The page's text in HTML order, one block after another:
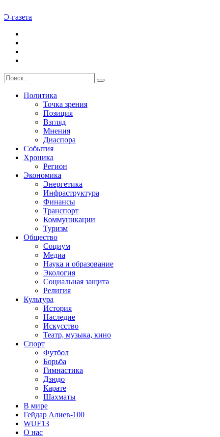
Э-газета
Политика
Точка зрения
Позиция
Взгляд
Мнения
Диаспора
События
Хроника
Регион
Экономика
Энергетика
Инфраструктура
Финансы
Транспорт
Коммуникации
Туризм
Общество
Социум
Медиа
Наука и образование
Экология
Социальная защита
Религия
Культура
История
Наследие
Искусство
Театр, музыка, кино
Спорт
Футбол
Борьба
Гимнастика
Дзюдо
Карате
Шахматы
В мире
Гейдар Алиев-100
WUF13
О нас